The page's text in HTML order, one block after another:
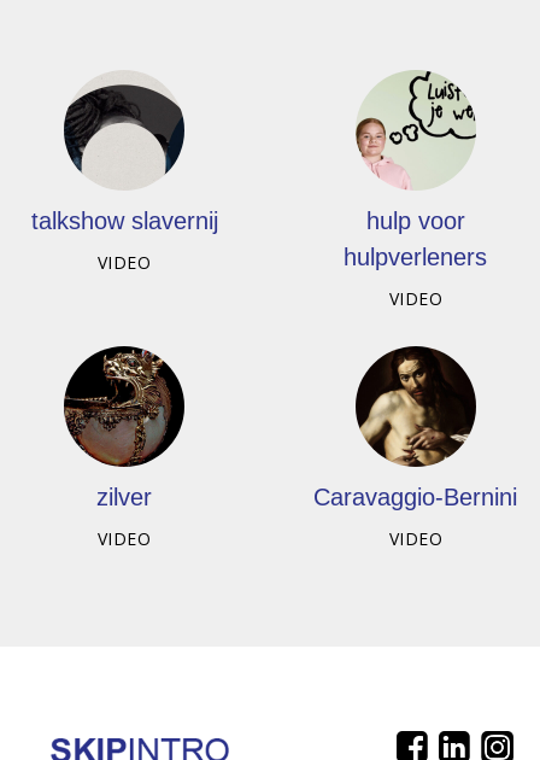
talkshow slavernij
VIDEO
hulp voor
hulpverleners
VIDEO
zilver
VIDEO
Caravaggio-Bernini
VIDEO